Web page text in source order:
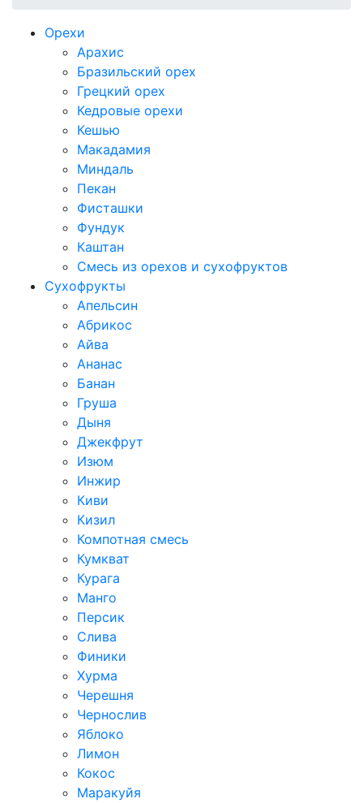
Орехи
Арахис
Бразильский орех
Грецкий орех
Кедровые орехи
Кешью
Макадамия
Миндаль
Пекан
Фисташки
Фундук
Каштан
Смесь из орехов и сухофруктов
Сухофрукты
Апельсин
Абрикос
Айва
Ананас
Банан
Груша
Дыня
Джекфрут
Изюм
Инжир
Киви
Кизил
Компотная смесь
Кумкват
Курага
Манго
Персик
Слива
Финики
Хурма
Черешня
Чернослив
Яблоко
Лимон
Кокос
Маракуйя